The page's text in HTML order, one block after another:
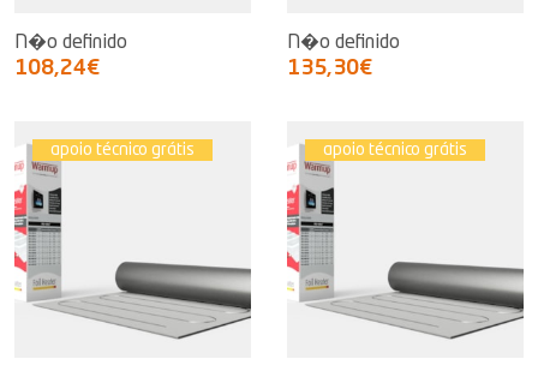
N�o definido
108,24€
N�o definido
135,30€
apoio técnico grátis apoio técnico grátis